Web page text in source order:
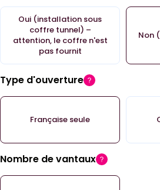
Oui (installation sous
coffre tunnel) –
attention, le coffre n'est
pas fournit
Non
Type d'ouverture
Française seule
Nombre de vantaux